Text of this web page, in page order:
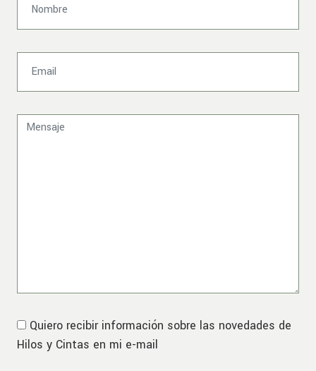
Quiero recibir información sobre las novedades de
Hilos y Cintas en mi e-mail